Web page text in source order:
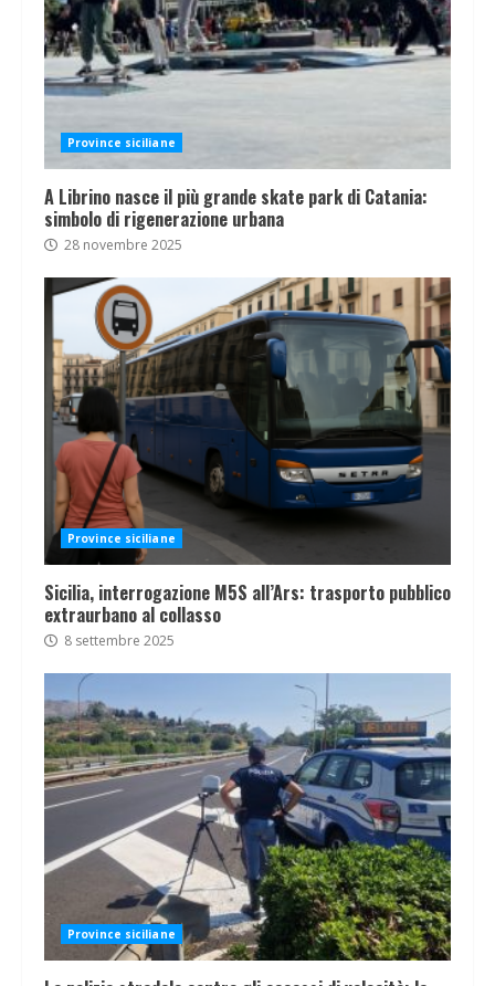
Province siciliane
A Librino nasce il più grande skate park di Catania:
simbolo di rigenerazione urbana
28 novembre 2025
Province siciliane
Sicilia, interrogazione M5S all’Ars: trasporto pubblico
extraurbano al collasso
8 settembre 2025
Province siciliane